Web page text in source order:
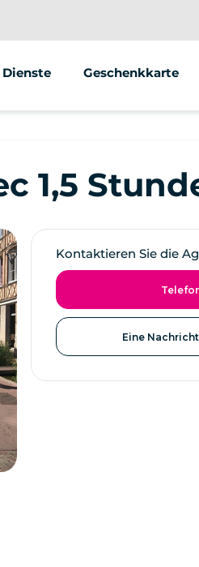
Dienste
Animationen/Gruppen
Verkauf von Fahrzeugen
Geschenkkarte
1,5
Kontaktieren Sie die
Eine